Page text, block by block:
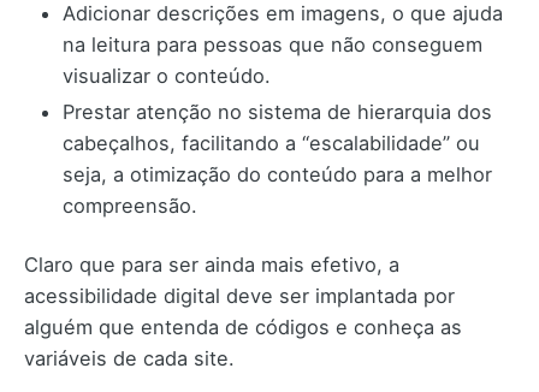
Adicionar descrições em imagens, o que ajuda
na leitura para pessoas que não conseguem
visualizar o conteúdo.
Prestar atenção no sistema de hierarquia dos
cabeçalhos, facilitando a “escalabilidade” ou
seja, a otimização do conteúdo para a melhor
compreensão.
Claro que para ser ainda mais efetivo, a
acessibilidade digital deve ser implantada por
alguém que entenda de códigos e conheça as
variáveis de cada site.